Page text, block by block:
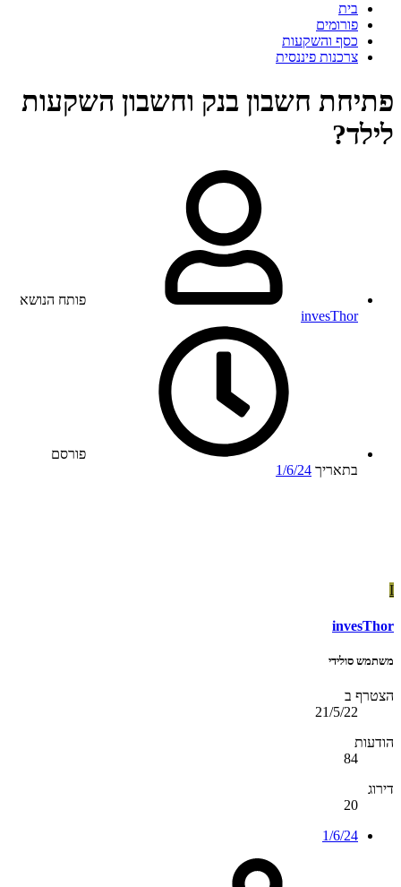
בית
פורומים
כסף והשקעות
צרכנות פיננסית
פתיחת חשבון בנק וחשבון השקעות
לילד?
פותח הנושא
invesThor
פורסם
בתאריך 1/6/24
I
invesThor
משתמש סולידי
הצטרף ב
21/5/22
הודעות
84
דירוג
20
1/6/24